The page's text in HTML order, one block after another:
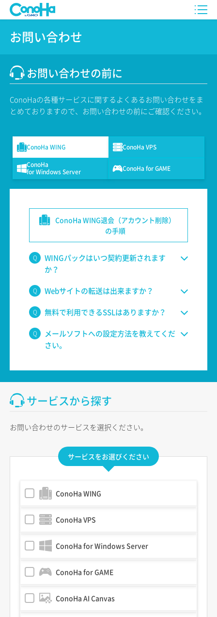
お問い合わせ
お問い合わせの前に
ConoHaの各種サービスに関するよくあるお問い合わせをま
とめておりますので、お問い合わせの前にご確認ください。
ConoHa WING ConoHa VPS
ConoHa
for Windows Server
ConoHa for GAME
ConoHa WING退会（アカウント削除）
の手順
WINGパックはいつ契約更新されます
か？
Webサイトの転送は出来ますか？
無料で利用できるSSLはありますか？
メールソフトへの設定方法を教えてくだ
さい。
サービスから探す
お問い合わせのサービスを選択ください。
サービスをお選びください
ConoHa WING
ConoHa VPS
ConoHa for Windows Server
ConoHa for GAME
ConoHa AI Canvas